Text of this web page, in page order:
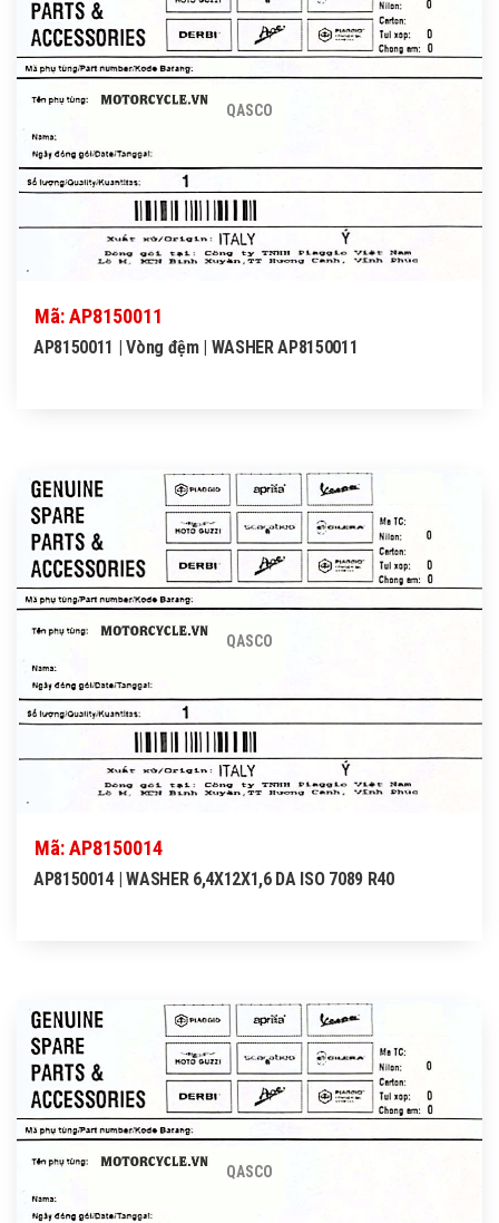
QASCO
Mã: AP8150011
AP8150011 | Vòng đệm | WASHER AP8150011
QASCO
Mã: AP8150014
AP8150014 | WASHER 6,4X12X1,6 DA ISO 7089 R40
QASCO